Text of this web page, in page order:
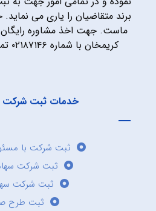
برند متقاضیان را یاری می
ماست. جهت اخذ مشاوره
کریمخان با شماره ۰۲۱۸۷۱۴۶ تماس حاصل فرمایید.
خدمات ثبت شرکت
ثبت شرکت با
ثبت شرکت
ثبت شرکت
ثبت طرح